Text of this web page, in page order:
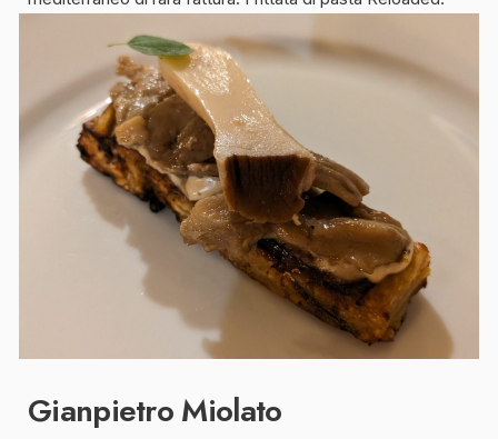
Gianpietro Miolato